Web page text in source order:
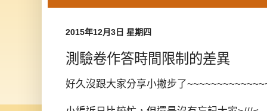
2015年12月3日 星期四
測驗卷作答時間限制的差異
好久沒跟大家分享小撇步了